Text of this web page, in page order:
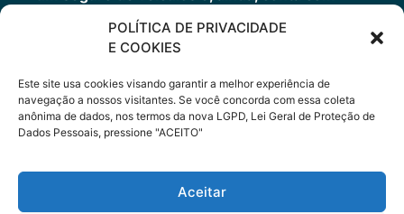
POLÍTICA DE PRIVACIDADE
E COOKIES
Este site usa cookies visando garantir a melhor experiência de
navegação a nossos visitantes. Se você concorda com essa coleta
anônima de dados, nos termos da nova LGPD, Lei Geral de Proteção de
Dados Pessoais, pressione "ACEITO"
Aceitar
outros benefícios disponíveis 24h.
Você tem um seguro completo com a garantia
Porto Seguro.